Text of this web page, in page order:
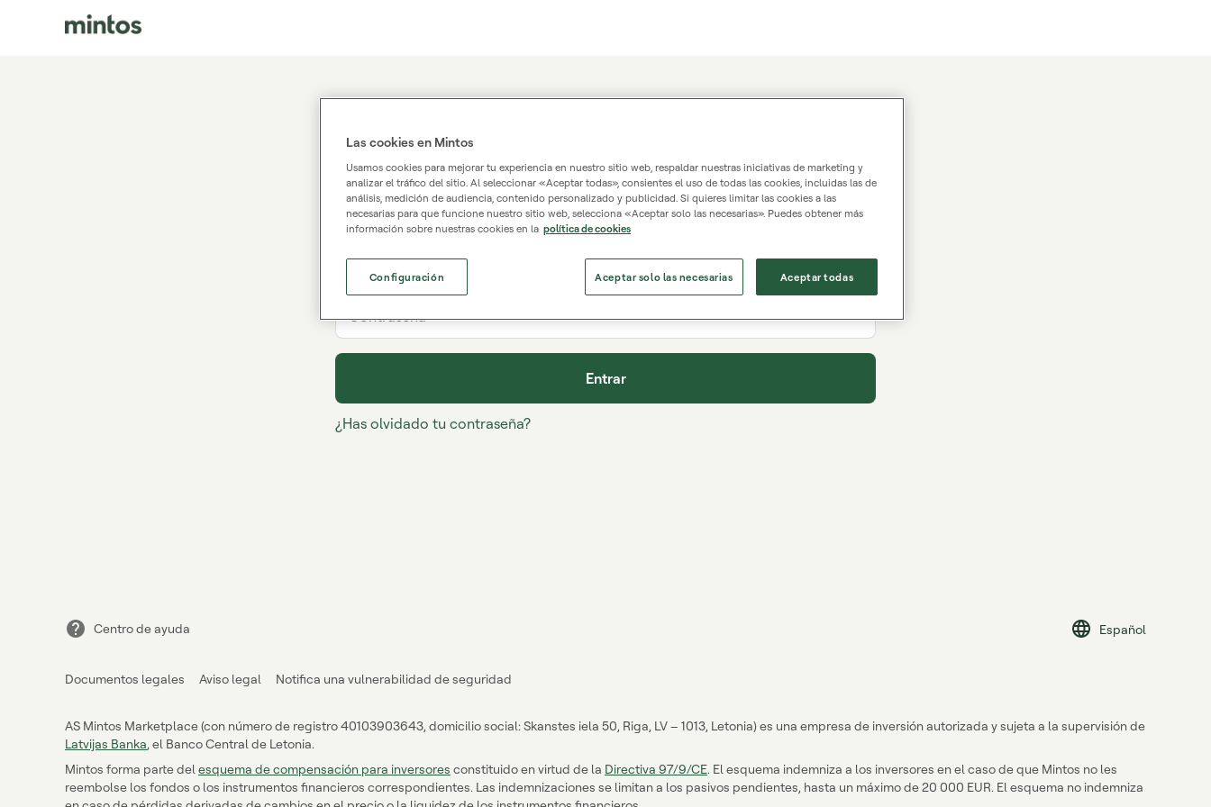
Entrar
¿No tienes una cuenta de Mintos?Regístrate.
Contraseña
Entrar
¿Has olvidado tu contraseña?
Centro de ayuda Español
Documentos legales Aviso legal Notifica una vulnerabilidad de seguridad
AS Mintos Marketplace (con número de registro 40103903643, domicilio social: Skanstes iela 50, Riga, LV – 1013, Letonia) es una empresa de inversión autorizada y sujeta a la supervisión de
Latvijas Banka, el Banco Central de Letonia.
Mintos forma parte del esquema de compensación para inversores constituido en virtud de la Directiva 97/9/CE. El esquema indemniza a los inversores en el caso de que Mintos no les
reembolse los fondos o los instrumentos financieros correspondientes. Las indemnizaciones se limitan a los pasivos pendientes, hasta un máximo de 20 000 EUR. El esquema no indemniza
Las cookies en Mintos
Usamos cookies para mejorar tu experiencia en nuestro sitio web, respaldar nuestras iniciativas de marketing y
analizar el tráfico del sitio. Al seleccionar «Aceptar todas», consientes el uso de todas las cookies, incluidas las de
análisis, medición de audiencia, contenido personalizado y publicidad. Si quieres limitar las cookies a las
necesarias para que funcione nuestro sitio web, selecciona «Aceptar solo las necesarias». Puedes obtener más
información sobre nuestras cookies en la política de cookies
Configuración Aceptar solo las necesarias Aceptar todas